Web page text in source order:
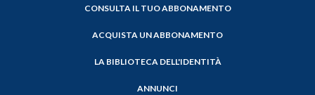
CONSULTA IL TUO ABBONAMENTO
ACQUISTA UN ABBONAMENTO
LA BIBLIOTECA DELL'IDENTITÀ
ANNUNCI